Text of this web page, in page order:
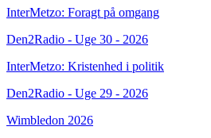
InterMetzo: Foragt på omgang
Den2Radio - Uge 30 - 2026
InterMetzo: Kristenhed i politik
Den2Radio - Uge 29 - 2026
Wimbledon 2026